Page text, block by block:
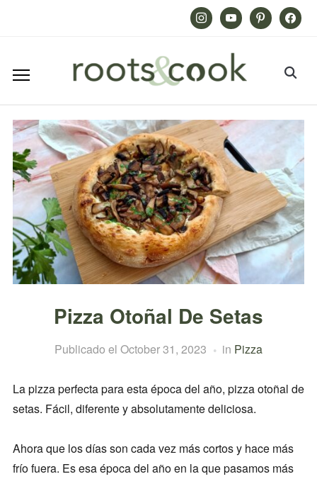
InstagramYoutube PinterestFacebook
Pizza Otoñal De Setas
Publicado el October 31, 2023 in Pizza
La pizza perfecta para esta época del año, pizza otoñal de
setas. Fácil, diferente y absolutamente deliciosa.
Ahora que los días son cada vez más cortos y hace más
frío fuera. Es esa época del año en la que pasamos más